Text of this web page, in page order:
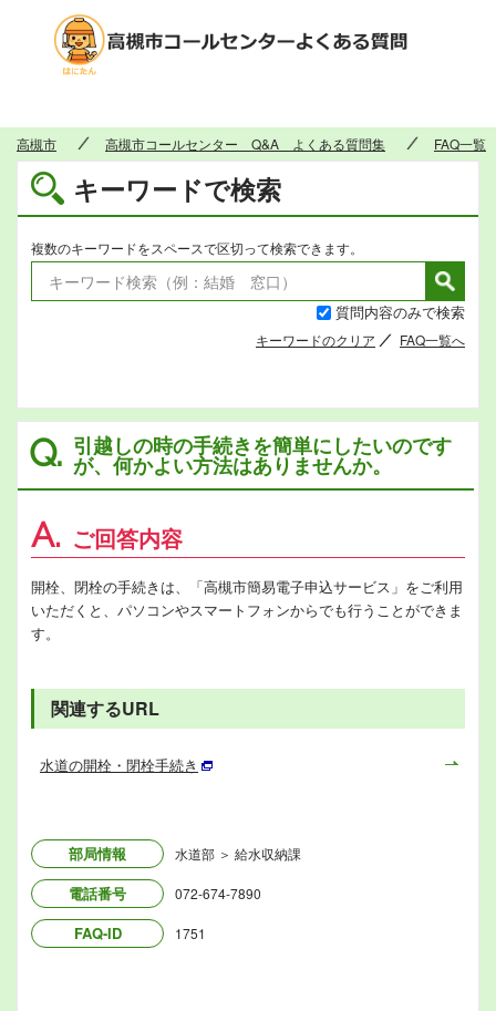
高槻市 高槻市コールセンター Q&A よくある質問集 FAQ一覧
キーワードで検索
複数のキーワードをスペースで区切って検索できます。
質問内容のみで検索
キーワードのクリア FAQ一覧へ
Q. 引越しの時の手続きを簡単にしたいのです
が、何かよい方法はありませんか。
A. ご回答内容
開栓、閉栓の手続きは、「高槻市簡易電子申込サービス」をご利用
いただくと、パソコンやスマートフォンからでも行うことができま
す。
関連するURL
水道の開栓・閉栓手続き
部局情報 水道部 ＞ 給水収納課
電話番号 072-674-7890
FAQ-ID 1751